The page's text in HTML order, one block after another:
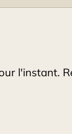
l'instant.